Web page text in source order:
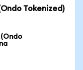
Tokenized)